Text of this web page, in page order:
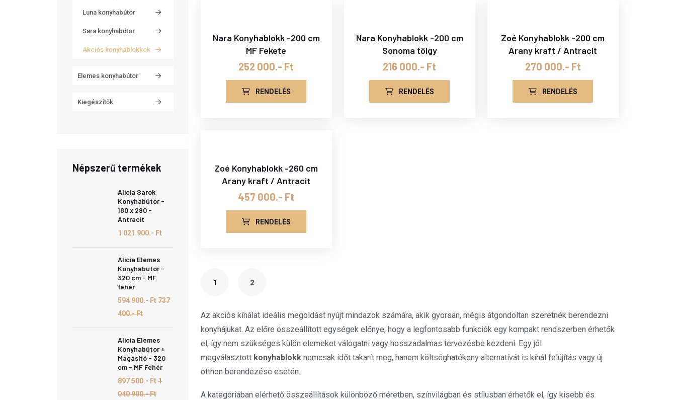
Nara Konyhablokk -200 cm
MF Fekete
252 000.- Ft
RENDELÉS
Nara Konyhablokk -200 cm
Sonoma tölgy
216 000.- Ft
RENDELÉS
Zoé Konyhablokk -200 cm
Arany kraft / Antracit
270 000.- Ft
RENDELÉS
Zoé Konyhablokk -260 cm
Arany kraft / Antracit
457 000.- Ft
RENDELÉS
1 2
Az akciós kínálat ideális megoldást nyújt mindazok számára, akik gyorsan, mégis átgondoltan szeretnék berendezni
konyhájukat. Az előre összeállított egységek előnye, hogy a legfontosabb funkciók egy kompakt rendszerben érhetők
el, így nem szükséges külön elemeket válogatni vagy hosszadalmas tervezésbe kezdeni. Egy jól
megválasztott konyhablokk nemcsak időt takarít meg, hanem költséghatékony alternatívát is kínál felújítás vagy új
otthon berendezése esetén.
A kategóriában elérhető összeállítások különböző méretben, színvilágban és stílusban érhetők el, így kisebb és
Luna konyhabútor
Sara konyhabútor
Akciós konyhablokkok
Elemes konyhabútor
Kiegészítők
Népszerű termékek
Alicia Sarok
Konyhabútor -
180 x 290 -
Antracit
1 021 900.- Ft
Alicia Elemes
Konyhabútor -
320 cm - MF
fehér
594 900.- Ft737
400.- Ft
Alicia Elemes
Konyhabútor +
Magasító - 320
cm - MF Fehér
897 500.- Ft1
040 900.- Ft